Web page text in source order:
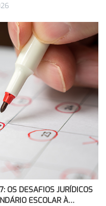
OS DESAFIOS JURÍDICOS
ESCOLAR À…